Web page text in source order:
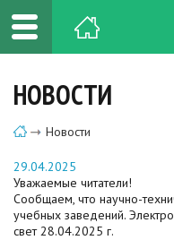
НОВОСТИ
Новости
29.04.2025
Уважаемые читатели!
Сообщаем, что научно-
учебных заведений.
свет 28.04.2025 г.